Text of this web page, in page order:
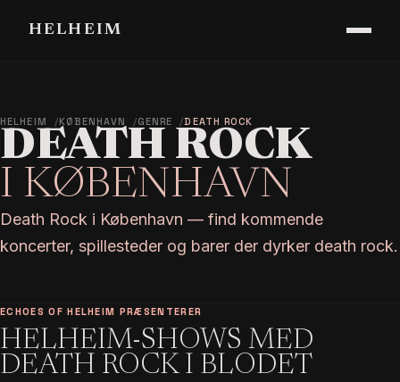
HELHEIM
HELHEIM KØBENHAVN GENRE DEATH ROCK
DEATH ROCK
I KØBENHAVN
Death Rock i København — find kommende
koncerter, spillesteder og barer der dyrker death rock.
ECHOES OF HELHEIM PRÆSENTERER
HELHEIM-SHOWS MED
DEATH ROCK I BLODET